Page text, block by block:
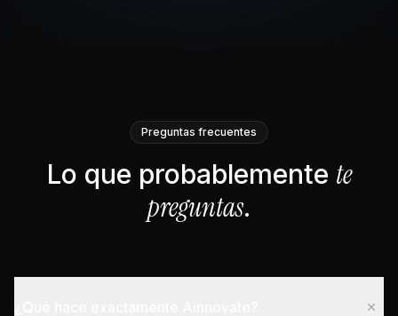
Preguntas frecuentes
Lo que probablemente te
preguntas.